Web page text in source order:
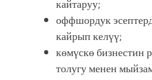
кайтаруу;
оффшордук
кайрып келүү;
көмүскө бизнестин
толугу менен